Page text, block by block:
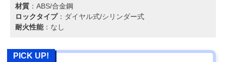
材質 ：‎ABS/合金鋼
ロックタイプ：ダイヤル式/シリンダー式
耐火性能：なし
PICK UP!